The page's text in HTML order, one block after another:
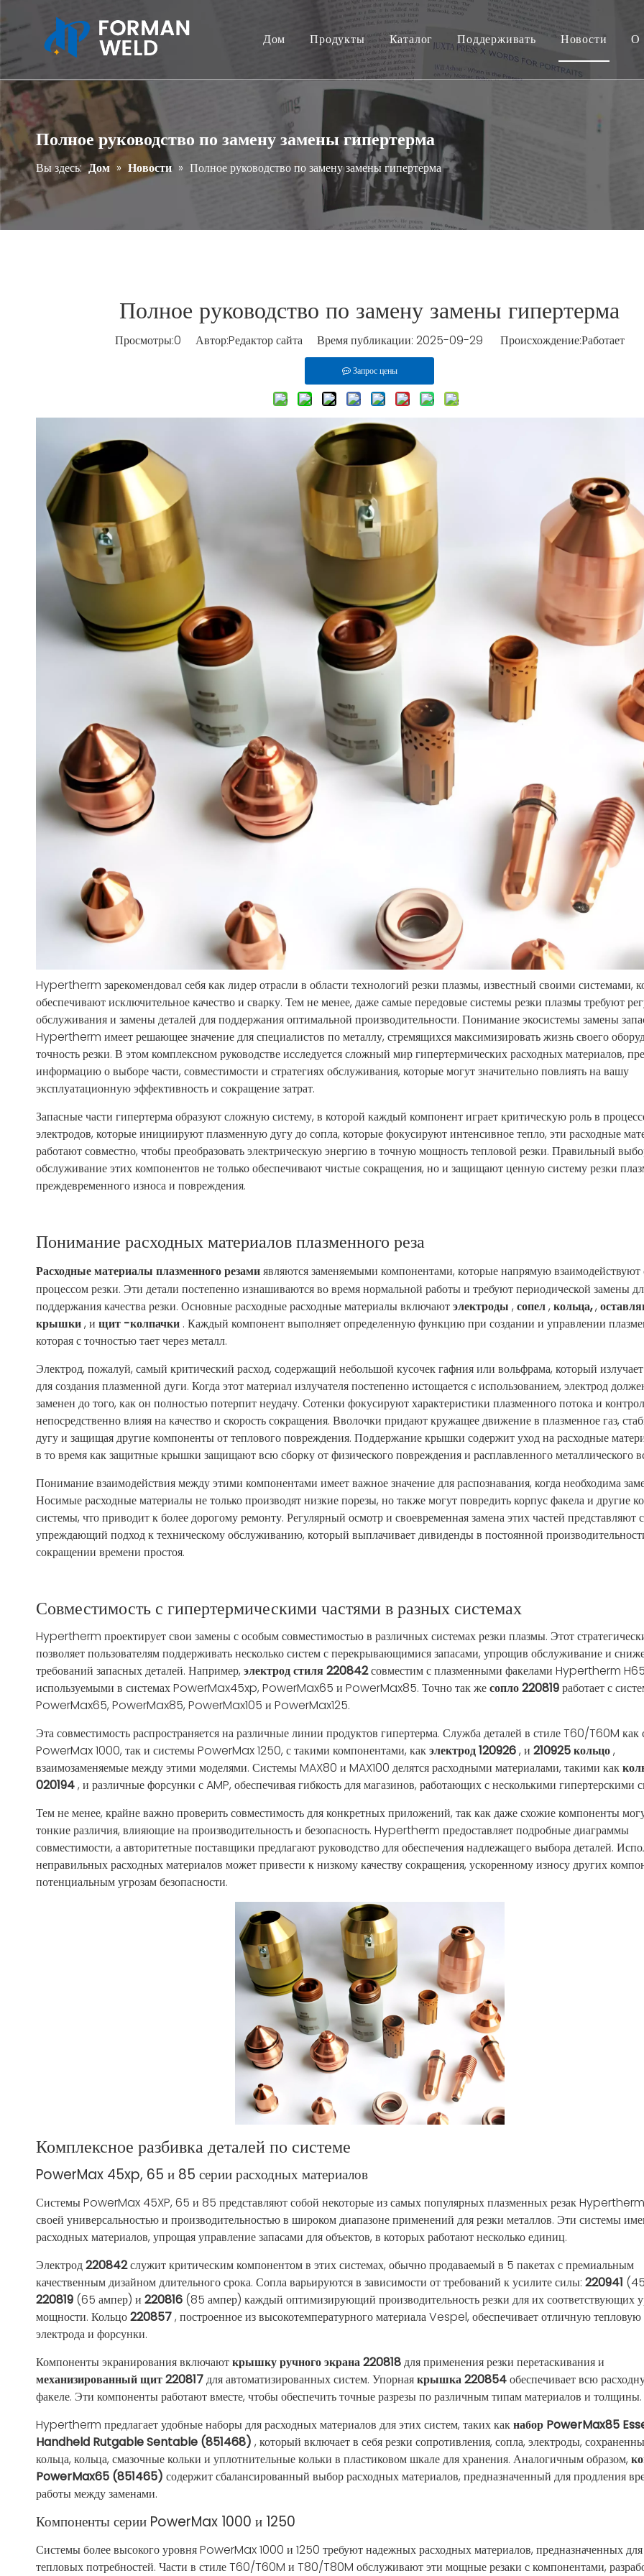
Дом Продукты Каталог Поддерживать Новости О
Полное руководство по замену замены гипертерма
Вы здесь: Дом » Новости » Полное руководство по замену замены гипертерма
Полное руководство по замену замены гипертерма
Просмотры:0 Автор:Pедактор сайта Время публикации: 2025-09-29 Происхождение:Работает
Запрос цены
Hypertherm зарекомендовал себя как лидер отрасли в области технологий резки плазмы, известный своими системами,
обеспечивают исключительное качество и сварку. Тем не менее, даже самые передовые системы резки плазмы требуют
обслуживания и замены деталей для поддержания оптимальной производительности. Понимание экосистемы замены
Hypertherm имеет решающее значение для специалистов по металлу, стремящихся максимизировать жизнь своего
точность резки. В этом комплексном руководстве исследуется сложный мир гипертермических расходных материалов,
информацию о выборе части, совместимости и стратегиях обслуживания, которые могут значительно повлиять на вашу
эксплуатационную эффективность и сокращение затрат.
Запасные части гипертерма образуют сложную систему, в которой каждый компонент играет критическую роль в
электродов, которые инициируют плазменную дугу до сопла, которые фокусируют интенсивное тепло, эти расходные
работают совместно, чтобы преобразовать электрическую энергию в точную мощность тепловой резки. Правильный
обслуживание этих компонентов не только обеспечивают чистые сокращения, но и защищают ценную систему резки
преждевременного износа и повреждения.
Понимание расходных материалов плазменного реза
Расходные материалы плазменного резамиявляются заменяемыми компонентами, которые напрямую взаимодействуют
процессом резки. Эти детали постепенно изнашиваются во время нормальной работы и требуют периодической замены
поддержания качества резки. Основные расходные расходные материалы включаютэлектроды , сопел, кольца,,
крышки, и щит -колпачки . Каждый компонент выполняет определенную функцию при создании и управлении
которая с точностью тает через металл.
Электрод, пожалуй, самый критический расход, содержащий небольшой кусочек гафния или вольфрама, который
для создания плазменной дуги. Когда этот материал излучателя постепенно истощается с использованием, электрод
заменен до того, как он полностью потерпит неудачу. Сотенки фокусируют характеристики плазменного потока и
непосредственно влияя на качество и скорость сокращения. Вволочки придают кружащее движение в плазменное газ,
дугу и защищая другие компоненты от теплового повреждения. Поддержание крышки содержит уход на расходные
в то время как защитные крышки защищают всю сборку от физического повреждения и расплавленного металлического
Понимание взаимодействия между этими компонентами имеет важное значение для распознавания, когда необходима
Носимые расходные материалы не только производят низкие порезы, но также могут повредить корпус факела и другие
системы, что приводит к более дорогому ремонту. Регулярный осмотр и своевременная замена этих частей представляют
упреждающий подход к техническому обслуживанию, который выплачивает дивиденды в постоянной
сокращении времени простоя.
Совместимость с гипертермическими частями в разных системах
Hypertherm проектирует свои замены с особым совместимостью в различных системах резки плазмы. Этот
позволяет пользователям поддерживать несколько систем с перекрывающимися запасами, упрощив обслуживание и
требований запасных деталей. Например, электрод стиля 220842совместим с плазменными факелами Hypertherm
используемыми в системах PowerMax45xp, PowerMax65 и PowerMax85. Точно так жесопло 220819работает с
PowerMax65, PowerMax85, PowerMax105 и PowerMax125.
Эта совместимость распространяется на различные линии продуктов гипертерма. Служба деталей в стиле T60/T60M как
PowerMax 1000, так и системы PowerMax 1250, с такими компонентами, какэлектрод 120926, и 210925 кольцо,
взаимозаменяемые между этими моделями. Системы MAX80 и MAX100 делятся расходными материалами, такими как
020194, и различные форсунки с AMP, обеспечивая гибкость для магазинов, работающих с несколькими гипертерскими
Тем не менее, крайне важно проверить совместимость для конкретных приложений, так как даже схожие компоненты
тонкие различия, влияющие на производительность и безопасность. Hypertherm предоставляет подробные диаграммы
совместимости, а авторитетные поставщики предлагают руководство для обеспечения надлежащего выбора деталей.
неправильных расходных материалов может привести к низкому качеству сокращения, ускоренному износу других
потенциальным угрозам безопасности.
Комплексное разбивка деталей по системе
PowerMax 45xp, 65 и 85 серии расходных материалов
Системы PowerMax 45XP, 65 и 85 представляют собой некоторые из самых популярных плазменных резак
своей универсальностью и производительностью в широком диапазоне применений для резки металлов. Эти системы
расходных материалов, упрощая управление запасами для объектов, в которых работают несколько единиц.
Электрод220842служит критическим компонентом в этих системах, обычно продаваемый в 5 пакетах с премиальным
качественным дизайном длительного срока. Сопла варьируются в зависимости от требований к усилите силы: 220941
220819 (65 ампер) и 220816 (85 ампер) каждый оптимизирующий производительность резки для их соответствующих
мощности. Кольцо220857, построенное из высокотемпературного материала Vespel, обеспечивает отличную
электрода и форсунки.
Компоненты экранирования включаюткрышку ручного экрана 220818для применения резки перетаскивания и
механизированный щит 220817для автоматизированных систем. Упорнаякрышка 220854обеспечивает всю
факеле. Эти компоненты работают вместе, чтобы обеспечить точные разрезы по различным типам материалов и толщины.
Hypertherm предлагает удобные наборы для расходных материалов для этих систем, таких какнабор PowerMax85
Handheld Rutgable Sentable (851468) , который включает в себя резки сопротивления, сопла, электроды,
кольца, кольца, смазочные кольки и уплотнительные кольки в пластиковом шкале для хранения. Аналогичным образом,
PowerMax65 (851465) содержит сбалансированный выбор расходных материалов, предназначенный для продления
работы между заменами.
Компоненты серии PowerMax 1000 и 1250
Системы более высокого уровня PowerMax 1000 и 1250 требуют надежных расходных материалов, предназначенных
тепловых потребностей. Части в стиле T60/T60M и T80/T80M обслуживают эти мощные резаки с компонентами,